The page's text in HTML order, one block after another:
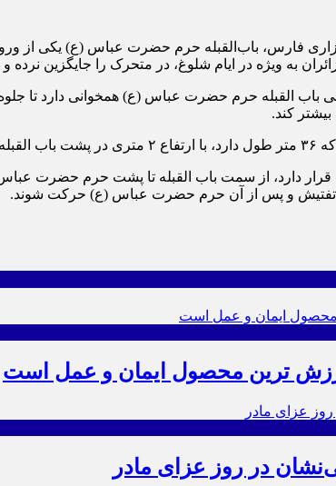
فارس، باب‌القبله حرم حضرت عباس (ع) یکی
به ویژه در ایام شلوغ، در متحرک را جایگزین
باب القبله حرم حضرت عباس (ع) همخوانی دارد تا
بیشتر کند.
داشت.
دارد، از سمت باب القبله تا پشت حرم حضرت
تفتیش و پس از آن حرم حضرت عباس (ع) حرکت شوند.
ارزش ترین محصول ایمان و عمل است
در روز عزای مادر